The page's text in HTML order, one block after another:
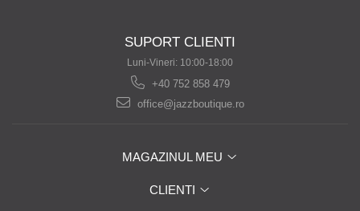
SUPORT CLIENTI
Luni-Vineri: 10:00-18:00
+40 752 858 479
office@jazzboutique.ro
MAGAZINUL MEU
CLIENTI